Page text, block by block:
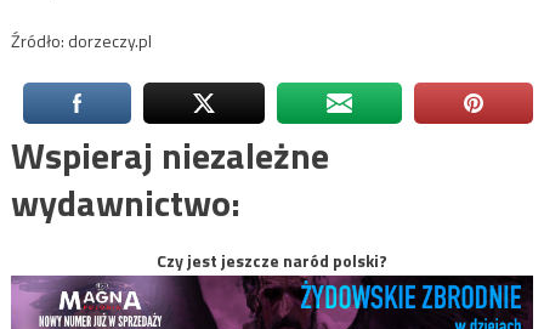
Źródło: dorzeczy.pl
Wspieraj niezależne
wydawnictwo:
Czy jest jeszcze naród polski?